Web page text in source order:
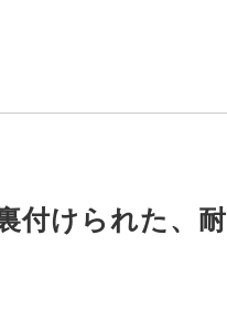
付けられた、耐